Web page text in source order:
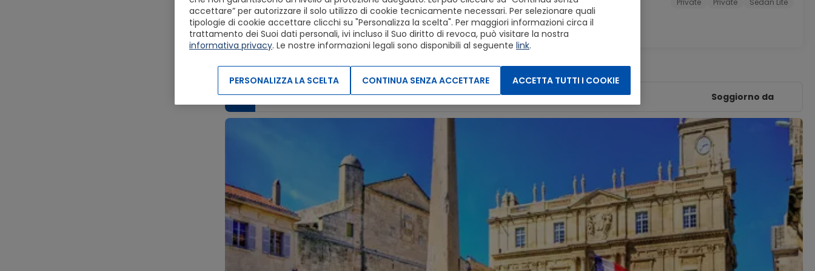
Diretto
Marseille City Center
1H 4M Arles City Center
Private Private Sedan Lite
26 2.Arles Soggiorno da
accettare” per autorizzare il solo utilizzo di cookie tecnicamente necessari. Per selezionare quali
tipologie di cookie accettare clicchi su "Personalizza la scelta". Per maggiori informazioni circa il
trattamento dei Suoi dati personali, ivi incluso il Suo diritto di revoca, può visitare la nostra
informativa privacy. Le nostre informazioni legali sono disponibili al seguente link.
ACCETTA TUTTI I COOKIE
CONTINUA SENZA ACCETTARE
PERSONALIZZA LA SCELTA